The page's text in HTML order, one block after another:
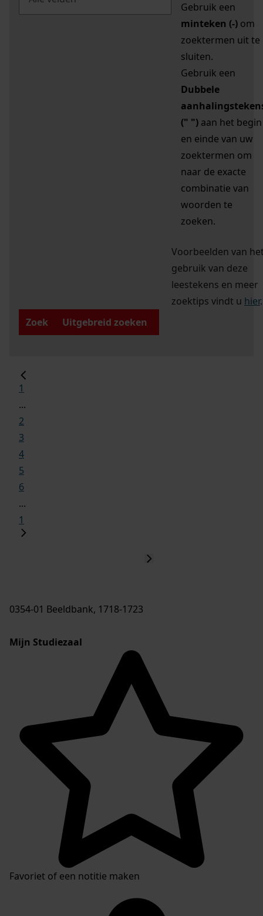
Gebruik een
minteken (-) om
zoektermen uit te
sluiten.
Gebruik een
Dubbele
(" ") aan het begin
en einde van uw
zoektermen om
naar de exacte
combinatie van
woorden te
zoeken.
Voorbeelden van
gebruik van deze
leestekens en meer
zoektips vindt u hier.
Zoek
Uitgebreid zoeken
1
...
2
3
4
5
6
...
1
0354-01 Beeldbank, 1718-1723
Mijn Studiezaal
Favoriet of een notitie maken